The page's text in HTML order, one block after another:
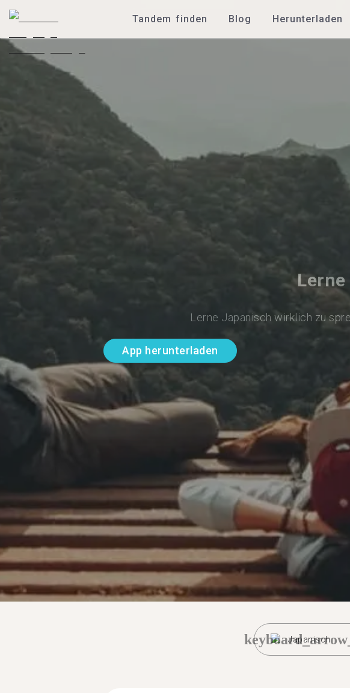
Tandem finden Blog Herunterladen
Lerne Japanisch wirklich zu
App herunterladen
Japanisch